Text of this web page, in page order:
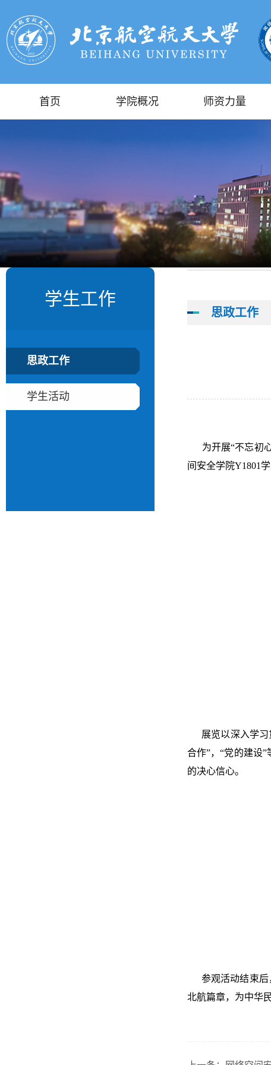
首页 学院概况 师资力量
学生工作
思政工作
学生活动
思政工作
为开展“不忘初
间安全学院Y1801
展览以深入学习
合作”，“党的建设
的决心信心。
参观活动结束
北航篇章，为中华